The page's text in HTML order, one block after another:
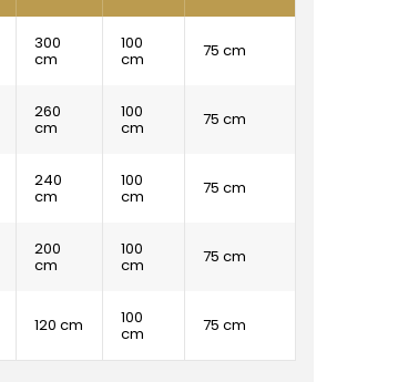
300
cm
100
cm 75 cm
260
cm
100
cm 75 cm
240
cm
100
cm 75 cm
200
cm
100
cm 75 cm
120 cm 100
cm 75 cm